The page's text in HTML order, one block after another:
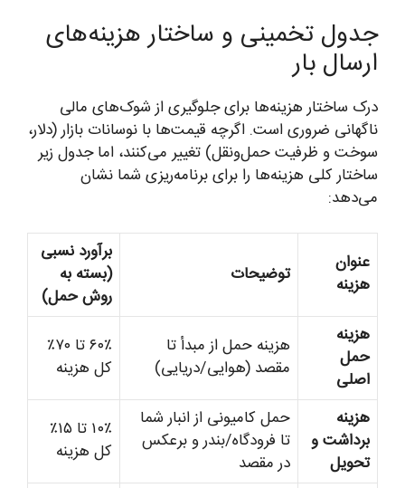
جدول تخمینی و ساختار هزینه‌های
ارسال بار
درک ساختار هزینه‌ها برای جلوگیری از شوک‌های مالی
ناگهانی ضروری است. اگرچه قیمت‌ها با نوسانات بازار (دلار،
سوخت و ظرفیت حمل‌ونقل) تغییر می‌کنند، اما جدول زیر
ساختار کلی هزینه‌ها را برای برنامه‌ریزی شما نشان
می‌دهد:
عنوان
هزینه
توضیحات
برآورد نسبی
(بسته به
روش حمل)
هزینه
حمل
اصلی
هزینه حمل از مبدأ تا
مقصد (هوایی/دریایی)
۶۰٪ تا ۷۰٪
کل هزینه
هزینه
برداشت و
تحویل
حمل کامیونی از انبار شما
تا فرودگاه/بندر و برعکس
در مقصد
۱۰٪ تا ۱۵٪
کل هزینه